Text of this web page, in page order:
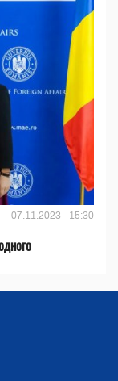
07.11.2023 - 15:30